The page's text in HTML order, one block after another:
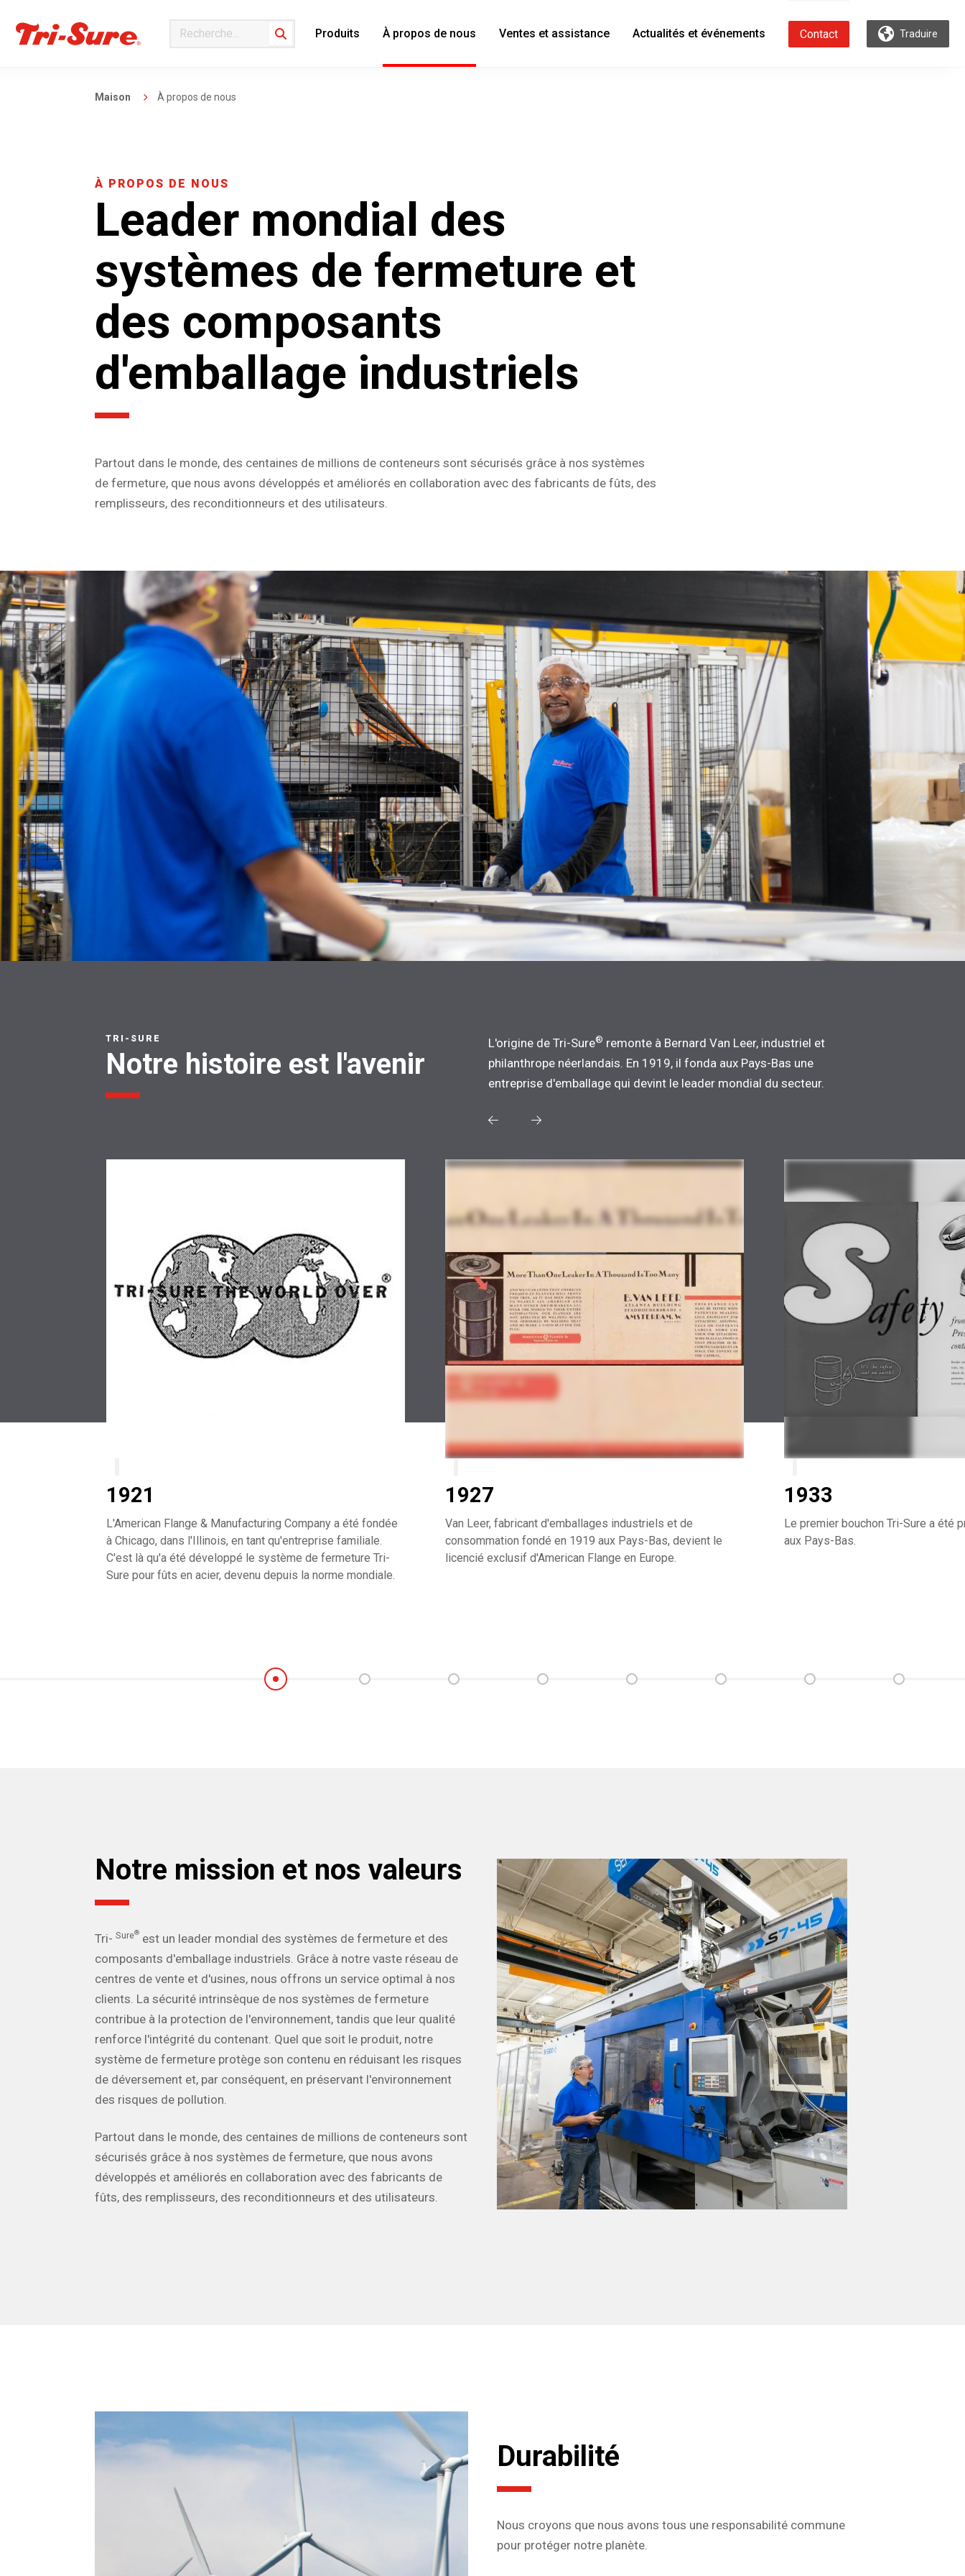
Search Produits À propos de nous Ventes et assistance Actualités et événements Contact Traduire
Maison À propos de nous
À PROPOS DE NOUS
Leader mondial des
systèmes de fermeture et
des composants
d'emballage industriels
Partout dans le monde, des centaines de millions de conteneurs sont sécurisés grâce à nos systèmes
de fermeture, que nous avons développés et améliorés en collaboration avec des fabricants de fûts, des
remplisseurs, des reconditionneurs et des utilisateurs.
TRI-SURE
Notre histoire est l'avenir
L'origine de Tri-Sure® remonte à Bernard Van Leer, industriel et
philanthrope néerlandais. En 1919, il fonda aux Pays-Bas une
entreprise d'emballage qui devint le leader mondial du secteur.
1921
L'American Flange & Manufacturing Company a été fondée
à Chicago, dans l'Illinois, en tant qu'entreprise familiale.
C'est là qu'a été développé le système de fermeture Tri-
Sure pour fûts en acier, devenu depuis la norme mondiale.
1927
Van Leer, fabricant d'emballages industriels et de
consommation fondé en 1919 aux Pays-Bas, devient le
licencié exclusif d'American Flange en Europe.
1933
Le premier bouchon Tri-Sure a été
aux Pays-Bas.
Notre mission et nos valeurs
Tri- Sure® est un leader mondial des systèmes de fermeture et des
composants d'emballage industriels. Grâce à notre vaste réseau de
centres de vente et d'usines, nous offrons un service optimal à nos
clients. La sécurité intrinsèque de nos systèmes de fermeture
contribue à la protection de l'environnement, tandis que leur qualité
renforce l'intégrité du contenant. Quel que soit le produit, notre
système de fermeture protège son contenu en réduisant les risques
de déversement et, par conséquent, en préservant l'environnement
des risques de pollution.
Partout dans le monde, des centaines de millions de conteneurs sont
sécurisés grâce à nos systèmes de fermeture, que nous avons
développés et améliorés en collaboration avec des fabricants de
fûts, des remplisseurs, des reconditionneurs et des utilisateurs.
Durabilité
Nous croyons que nous avons tous une responsabilité commune
pour protéger notre planète.